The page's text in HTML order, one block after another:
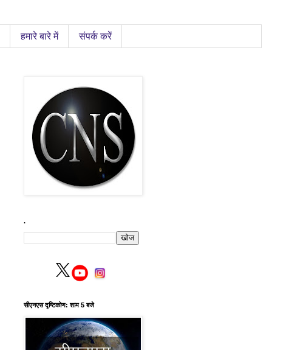
हमारे बारे में संपर्क करें
.
सीएनएस दृष्टिकोण: शाम 5 बजे